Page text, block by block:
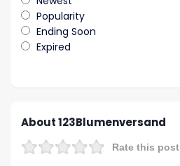
Popularity
Ending Soon
Expired
About 123Blumenversand
Rate this post